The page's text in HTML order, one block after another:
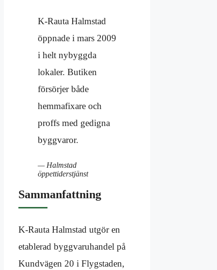
K-Rauta Halmstad
öppnade i mars 2009
i helt nybyggda
lokaler. Butiken
försörjer både
hemmafixare och
proffs med gedigna
byggvaror.
— Halmstad
öppettiderstjänst
Sammanfattning
K-Rauta Halmstad utgör en
etablerad byggvaruhandel på
Kundvägen 20 i Flygstaden,